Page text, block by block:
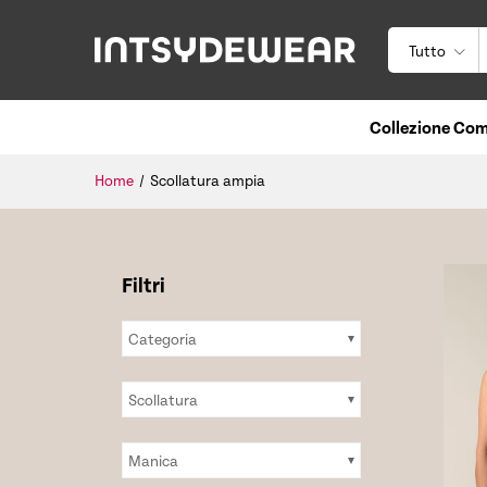
Tutto
Collezione
Home / Scollatura ampia
Categoria
Scollatura
Manica